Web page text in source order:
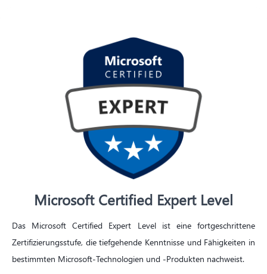
Microsoft Certified Expert Level
Das Microsoft Certified Expert Levelist eine fortgeschrittene
Zertifizierungsstufe, die tiefgehende Kenntnisse und Fähigkeiten in
bestimmten Microsoft-Technologien und -Produkten nachweist.